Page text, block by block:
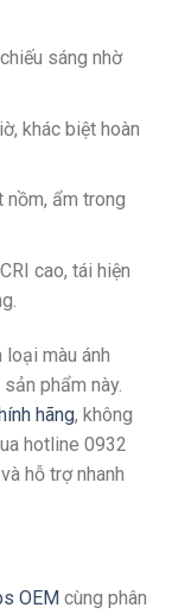
sáng nhờ
khác biệt hoàn
nồm, ẩm trong
cao, tái hiện
loại màu ánh
phẩm này.
hãng, không
hotline 0932
hỗ trợ nhanh
OEM cùng phân